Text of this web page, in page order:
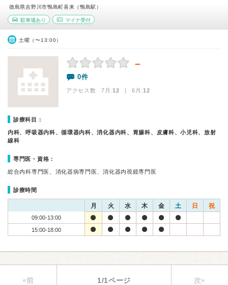
徳島県吉野川市鴨島町喜来（鴨島駅）
駐車場あり マイナ受付
土曜（〜13:00）
－
0件
アクセス数 7月:12 | 6月:12
診療科目：
内科、呼吸器内科、循環器内科、消化器内科、胃腸科、皮膚科、小児科、放射
線科
専門医・資格：
総合内科専門医、消化器病専門医、消化器内視鏡専門医
診療時間
月 火 水 木 金 土 日 祝
09:00-13:00
15:00-18:00
«前 1/1ページ 次»